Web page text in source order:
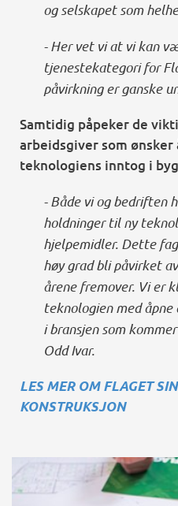
og selskapet som
- Her vet vi at vi kan
tjenestekategori for
påvirkning er ganske
Samtidig påpeker de
arbeidsgiver som ønsker
teknologiens inntog i
- Både vi og bedriften
holdninger til ny
hjelpemidler. Dette
høy grad bli påvirket
årene fremover. Vi er
teknologien med
i bransjen som
Odd Ivar.
LES MER OM FLAGET
KONSTRUKSJON